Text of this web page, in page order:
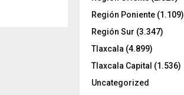
Región Poniente (1.109)
Región Sur (3.347)
Tlaxcala (4.899)
Tlaxcala Capital (1.536)
Uncategorized